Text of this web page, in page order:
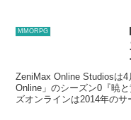
MMORPG
ZeniMax Online Studiosは
Online」のシーズン0『暁
ズオンラインは2014年のサ